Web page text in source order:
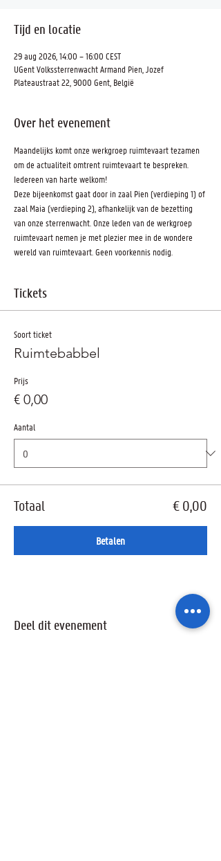
Tijd en locatie
29 aug 2026, 14:00 – 16:00 CEST
UGent Volkssterrenwacht Armand Pien, Jozef
Plateaustraat 22, 9000 Gent, België
Over het evenement
Maandelijks komt onze werkgroep ruimtevaart tezamen
om de actualiteit omtrent ruimtevaart te bespreken.
Iedereen van harte welkom!
Deze bijeenkomst gaat door in zaal Pien (verdieping 1) of
zaal Maia (verdieping 2), afhankelijk van de bezetting
van onze sterrenwacht. Onze leden van de werkgroep
ruimtevaart nemen je met plezier mee in de wondere
wereld van ruimtevaart. Geen voorkennis nodig.
Tickets
Soort ticket
Ruimtebabbel
Prijs
€ 0,00
Aantal
Totaal € 0,00
Betalen
Deel dit evenement